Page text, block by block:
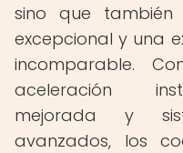
sino que también
excepcional y una
incomparable.
aceleración
mejorada y
avanzados, los